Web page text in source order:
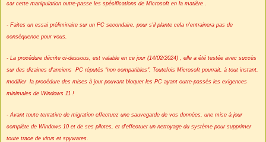
car cette manipulation outre-passe les spécifications de Microsoft en la matière .
- Faites un essai préliminaire sur un PC secondaire, pour s'il plante cela n'entrainera pas de
conséquence pour vous.
- La procédure décrite ci-dessous, est valable en ce jour (14/02/2024) , elle a été testée avec succès
sur des dizaines d'anciens PC réputés "non compatibles". Toutefois Microsoft pourrait, à tout instant,
modifier la procédure des mises à jour pouvant bloquer les PC ayant outre-passés les exigences
minimales de Windows 11 !
- Avant toute tentative de migration effectuez une sauvegarde de vos données, une mise à jour
complète de Windows 10 et de ses pilotes, et d'effectuer un nettoyage du système pour supprimer
toute trace de virus et spywares.